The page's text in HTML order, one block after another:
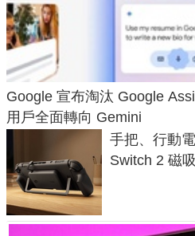
Google 宣布淘汰 Google
用戶全面轉向 Gemini
手把、行動
Switch 2 磁